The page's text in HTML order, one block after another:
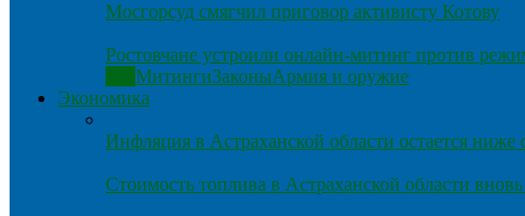
Мосгорсуд смягчил приговор активисту Котову
Ростовчане устроили онлайн-митинг против
МитингиЗаконыАрмия и оружие
Экономика
Инфляция в Астраханской области остается ниже
Стоимость топлива в Астраханской области